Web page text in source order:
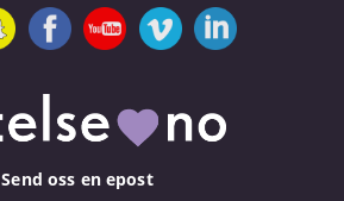
Send oss en epost